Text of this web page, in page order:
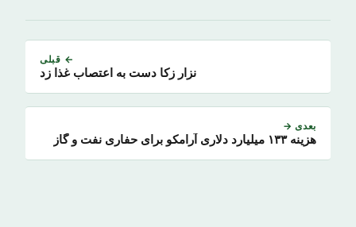
← قبلی
نزار زکا دست به اعتصاب غذا زد
بعدی →
هزینه ۱۳۳ میلیارد دلاری آرامکو برای حفاری نفت و گاز